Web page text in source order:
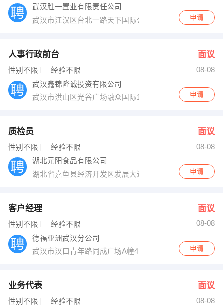
武汉胜一置业有限责任公司
武汉市江汉区台北一路天下国际公馆4单元1502
申请
人事行政前台 面议
性别不限 经验不限
08-08
武汉鑫锦隆诚投资有限公司
武汉市洪山区光谷广场融众国际1201
申请
质检员 面议
性别不限 经验不限
08-08
湖北元阳食品有限公司
湖北省嘉鱼县经济开发区发展大道
申请
客户经理 面议
性别不限 经验不限
08-08
德福亚洲武汉分公司
武汉市汉口青年路同成广场A幢4单元2902室
申请
业务代表 面议
性别不限 经验不限
08-08